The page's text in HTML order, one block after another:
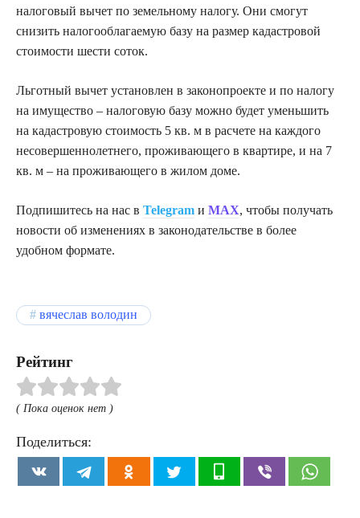
налоговый вычет по земельному налогу. Они смогут
снизить налогооблагаемую базу на размер кадастровой
стоимости шести соток.
Льготный вычет установлен в законопроекте и по налогу
на имущество – налоговую базу можно будет уменьшить
на кадастровую стоимость 5 кв. м в расчете на каждого
несовершеннолетнего, проживающего в квартире, и на 7
кв. м – на проживающего в жилом доме.
Подпишитесь на нас в Telegram и MAX, чтобы получать
новости об изменениях в законодательстве в более
удобном формате.
вячеслав володин
Рейтинг
( Пока оценок нет )
Поделиться: